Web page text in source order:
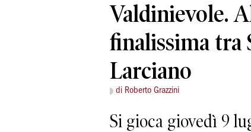
Valdinievole.
finalissima tra
Larciano
di Roberto Grazzini
Si gioca giovedì 9